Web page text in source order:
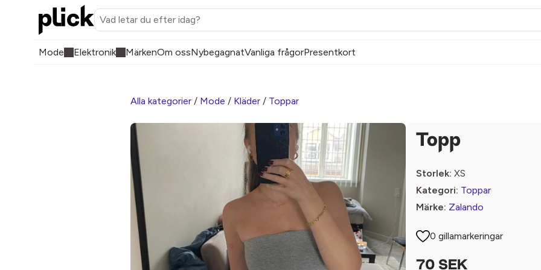
Mode Elektronik MärkenOm ossNybegagnatVanliga frågorPresentkort
Alla kategorier / Mode / Kläder / Toppar
Topp
Storlek: XS
Kategori: Toppar
Märke: Zalando
0 gillamarkeringar
70 SEK